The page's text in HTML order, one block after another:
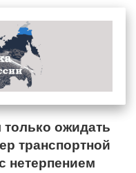
только ожидать
транспортной
нетерпением